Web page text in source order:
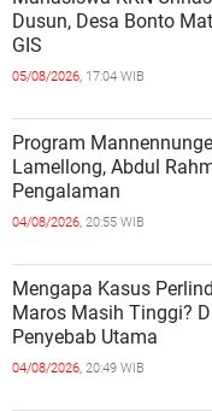
Dusun, Desa Bonto
GIS
05/08/2026, 17:04 WIB
Program
Lamellong, Abdul
Pengalaman
04/08/2026, 20:55 WIB
Mengapa Kasus
Maros Masih Tinggi?
Penyebab Utama
04/08/2026, 20:49 WIB